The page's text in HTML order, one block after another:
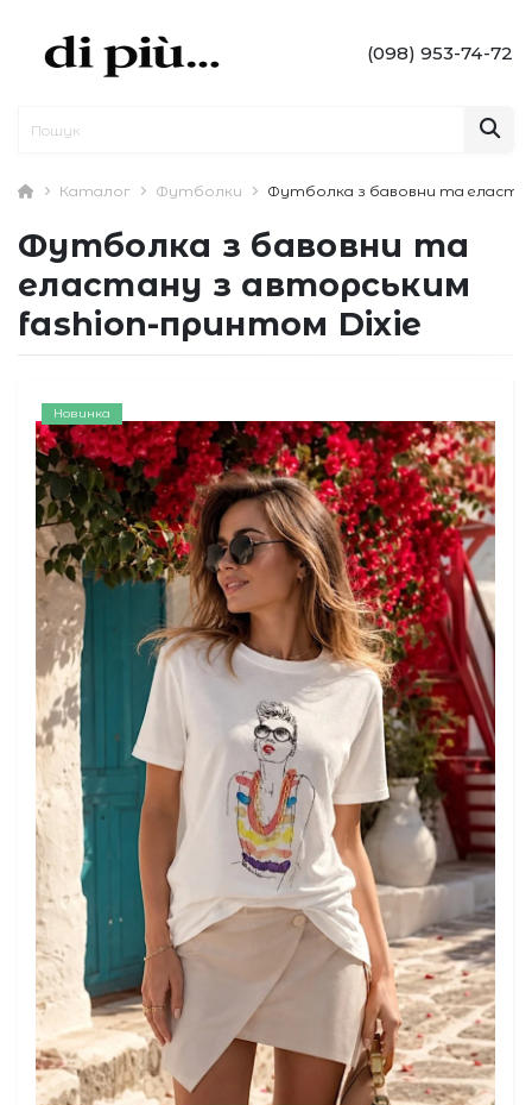
(098) 953-74-72
Каталог Футболки Футболка з бавовни та
Футболка з бавовни та
еластану з авторським
fashion-принтом Dixie
Новинка